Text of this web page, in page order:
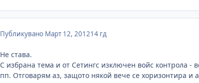
Публикувано Март 12, 201214 гд
Не става.
С избрана тема и от Сетингс изключен войс контрола -
пп. Отговарям аз, защото някой вече се хоризонтира и